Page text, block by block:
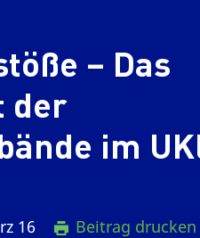
– Das
der
im
16 Beitrag drucken